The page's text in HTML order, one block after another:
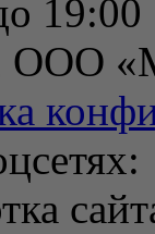
19:00
ООО